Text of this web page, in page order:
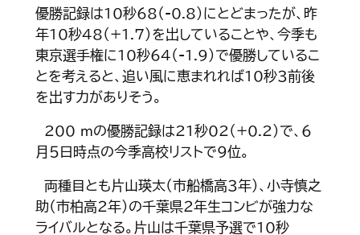
優勝記録は10秒68（-0.8）にとどまったが、昨
年10秒48（+1.7）を出していることや、今季も
東京選手権に10秒64（-1.9）で優勝しているこ
とを考えると、追い風に恵まれれば10秒３前後
を出す力がありそう。
200 ｍの優勝記録は21秒02（+0.2）で、６
月５日時点の今季高校リストで９位。
両種目とも片山瑛太（市船橋高３年）、小寺慎之
助（市柏高２年）の千葉県２年生コンビが強力な
ライバルとなる。片山は千葉県予選で10秒